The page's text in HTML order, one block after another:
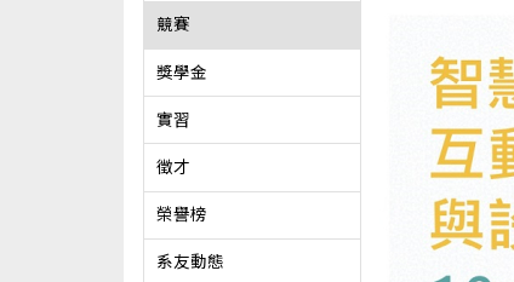
競賽
獎學金
實習
徵才
榮譽榜
系友動態